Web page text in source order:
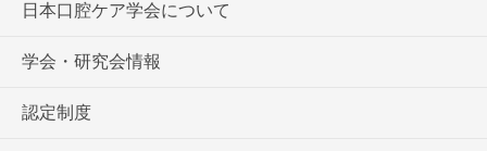
日本口腔ケア学会について
学会・研究会情報
認定制度